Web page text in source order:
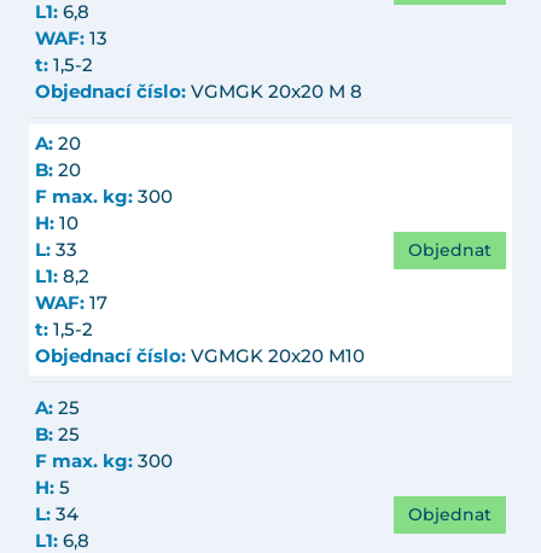
L1: 6,8
WAF: 13
t: 1,5-2
Objednací číslo: VGMGK 20x20 M 8
A: 20
B: 20
F max. kg: 300
H: 10
L: 33
L1: 8,2
WAF: 17
t: 1,5-2
Objednací číslo: VGMGK 20x20 M10
Objednat
A: 25
B: 25
F max. kg: 300
H: 5
L: 34
L1: 6,8
Objednat